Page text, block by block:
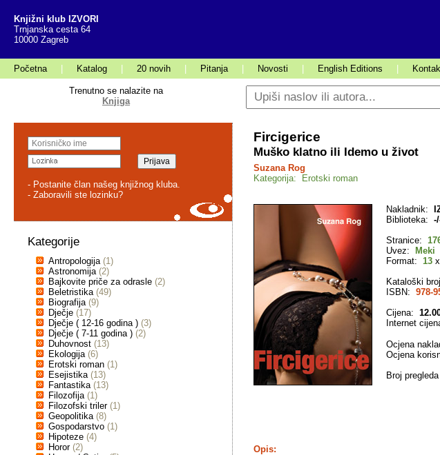
Knjižni klub IZVORI
Trnjanska cesta 64
10000 Zagreb
Početna Katalog 20 novih Pitanja Novosti English Editions
Trenutno se nalazite na
Knjiga
- Postanite član našeg knjižnog kluba.
- Zaboravili ste lozinku?
Kategorije
Antropologija (1)
Astronomija (2)
Bajkovite priče za odrasle (2)
Beletristika (49)
Biografija (9)
Dječje (17)
Dječje ( 12-16 godina ) (3)
Dječje ( 7-11 godina ) (2)
Duhovnost (13)
Ekologija (6)
Erotski roman (1)
Esejistika (13)
Fantastika (13)
Filozofija (1)
Filozofski triler (1)
Geopolitika (8)
Gospodarstvo (1)
Hipoteze (4)
Horor (2)
Fircigerice
Muško klatno ili Idemo u život
Suzana Rog
Kategorija: Erotski roman
Nakladnik:
Biblioteka:
Stranice:
Uvez:
Meki
Format: 13 x
Kataloški
ISBN: 978-
Cijena:
Internet
Ocjena
Ocjena
Broj
Opis: